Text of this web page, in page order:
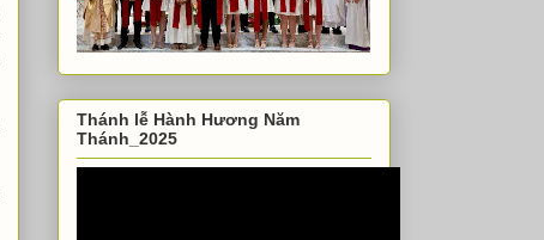
Thánh lễ Hành Hương Năm
Thánh_2025